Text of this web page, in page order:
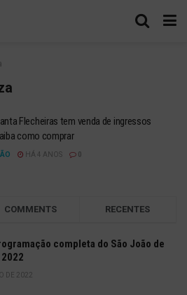
Flecheiras tem venda de ingressos
como comprar
HÁ 4 ANOS
COMMENTS RECENTES
completa do São João de
DE 2022